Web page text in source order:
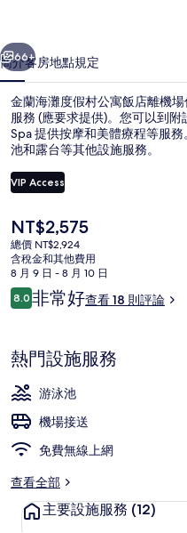
公
寓
飯
店
的
相
片
集
個 下一個
66+
簡介客房地點規定
金蘭海灘度假村公寓飯店離機
服務 (應要求提供)。您可以到
Spa 提供按摩和美體療程等服
池和露台等其他設施服務。
VIP Access
目
前
的
價
格
是
NT$2,575
總價 NT$2,924
含稅金和其他費用
8 月 9 日 - 8 月 10 日
評
論
8.08.0 分，滿分 10 分，
非常好查看 18 則評論
熱門設施服務
游泳池
機場接送
免費無線上網
查看全部
主要設施服務 (12)